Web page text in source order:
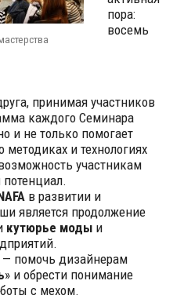
пора:
восемь
принимая участников
каждого Семинара
и не только помогает
и технологиях
участникам
в развитии и
является продолжение
кутюрье модыи
— помочь дизайнерам
» и обрести понимание
с мехом.